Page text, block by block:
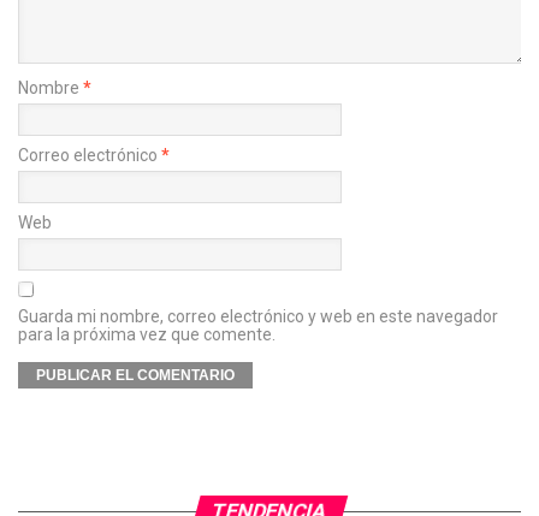
Nombre *
Correo electrónico *
Web
Guarda mi nombre, correo electrónico y web en este navegador
para la próxima vez que comente.
TENDENCIA